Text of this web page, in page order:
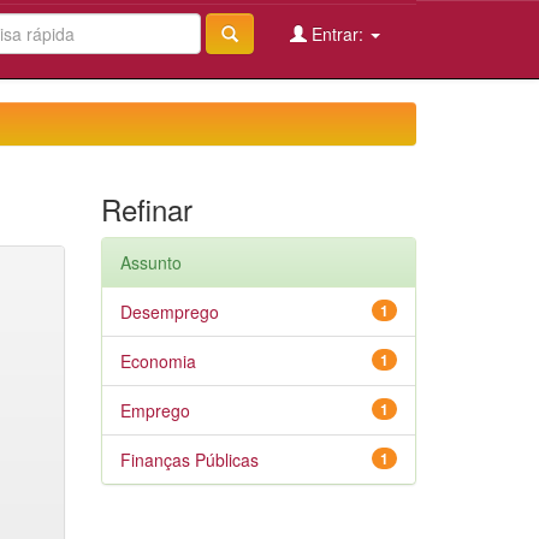
Entrar:
Refinar
Assunto
1
Desemprego
1
Economia
1
Emprego
1
Finanças Públicas